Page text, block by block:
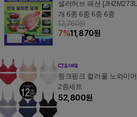
셀러허브 패션
개 6종 6종 6종 6종
12,760원
7%11,870원
윙크핑크 컬러풀 노와이
2종세트
52,800원